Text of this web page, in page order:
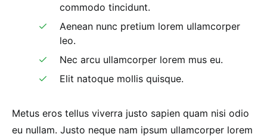
commodo tincidunt.
Aenean nunc pretium lorem ullamcorper
leo.
Nec arcu ullamcorper lorem mus eu.
Elit natoque mollis quisque.
Metus eros tellus viverra justo sapien quam nisi odio
eu nullam. Justo neque nam ipsum ullamcorper lorem